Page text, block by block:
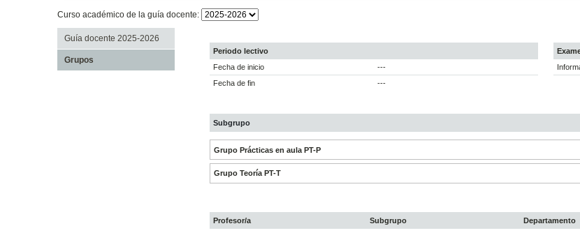
Curso académico de la guía docente:
Guía docente 2025-2026
Grupos
Periodo lectivo
Fecha de inicio
---
Fecha de fin
---
Subgrupo
Grupo Prácticas en aula PT-P
Grupo Teoría PT-T
Profesor/a Subgrupo Departamento